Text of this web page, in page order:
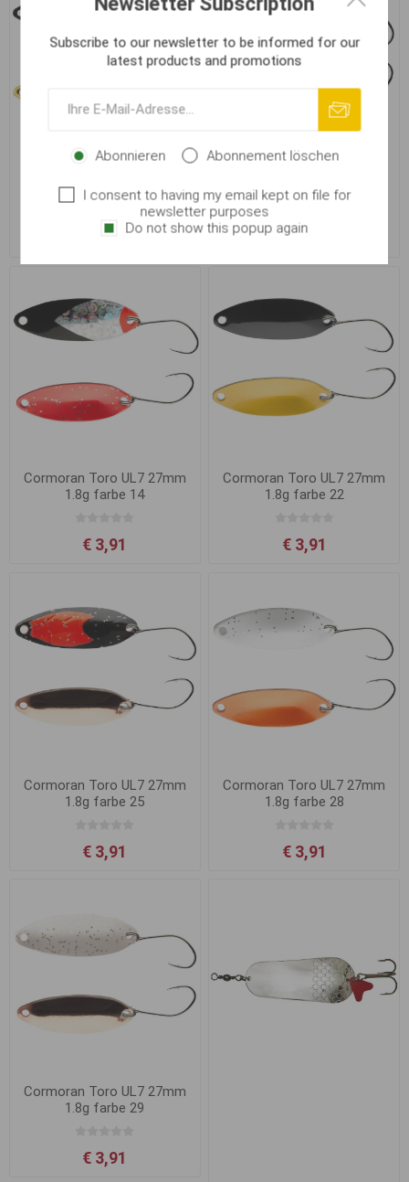
1.8g farbe 22
€ 3,91
1.8g farbe 27
€ 3,91
Cormoran Toro UL7 27mm
1.8g farbe 14
€ 3,91
Cormoran Toro UL7 27mm
1.8g farbe 22
€ 3,91
Cormoran Toro UL7 27mm
1.8g farbe 25
€ 3,91
Cormoran Toro UL7 27mm
1.8g farbe 28
€ 3,91
Cormoran Toro UL7 27mm
1.8g farbe 29
€ 3,91
Subscribe to our newsletter to be informed for our
latest products and promotions
Abonnieren Abonnement löschen
I consent to having my email kept on file for
newsletter purposes
Do not show this popup again